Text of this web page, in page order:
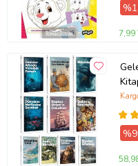
7,99
%9